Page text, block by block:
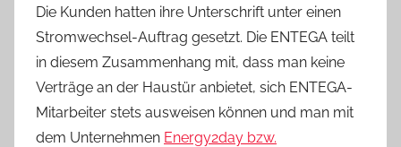
Die Kunden hatten ihre Unterschrift unter einen
Stromwechsel-Auftrag gesetzt. Die ENTEGA teilt
in diesem Zusammenhang mit, dass man keine
Verträge an der Haustür anbietet, sich ENTEGA-
Mitarbeiter stets ausweisen können und man mit
dem Unternehmen Energy2day bzw.